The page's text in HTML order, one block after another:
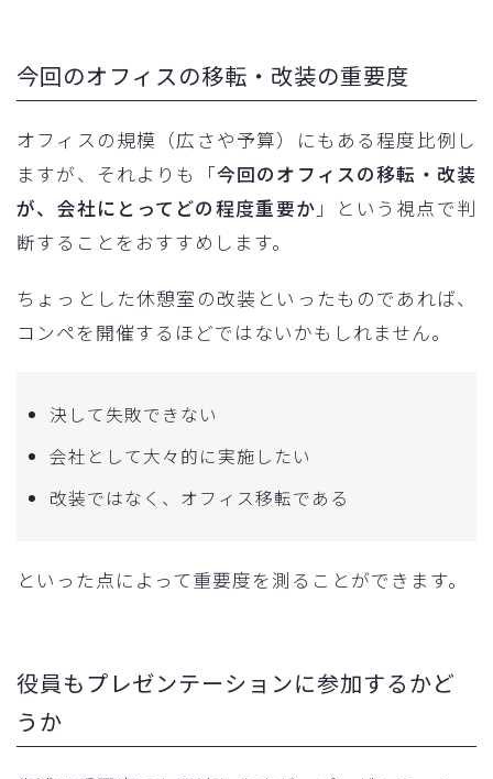
今回のオフィスの移転・改装の重要度
オフィスの規模（広さや予算）にもある程度比例し
ますが、それよりも「今回のオフィスの移転・改装
が、会社にとってどの程度重要か 」という視点で判
断することをおすすめします。
ちょっとした休憩室の改装といったものであれば、
コンペを開催するほどではないかもしれません。
決して失敗できない
会社として大々的に実施したい
改装ではなく、オフィス移転である
といった点によって重要度を測ることができます。
役員もプレゼンテーションに参加するかど
うか